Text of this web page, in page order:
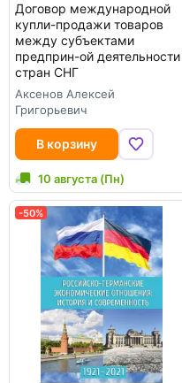
Договор международной
купли-продажи товаров
между субъектами
предприн-ой деятельности
стран СНГ
Аксенов Алексей
Григорьевич
В корзину
10 августа (Пн)
-50%